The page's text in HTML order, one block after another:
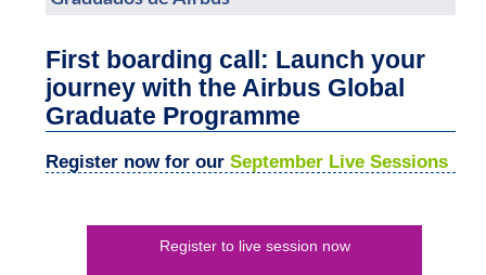
First boarding call: Launch your
journey with the Airbus Global
Graduate Programme
Register now for our September Live Sessions
Register to live session now